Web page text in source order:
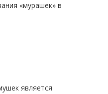
«мурашек» в
является